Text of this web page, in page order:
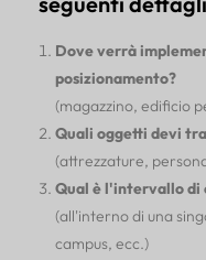
Dove verrà
posizionamento?
(magazzino, edificio
Quali oggetti devi
(attrezzature,
Qual è l'intervallo di
(all'interno di una
campus, ecc.)